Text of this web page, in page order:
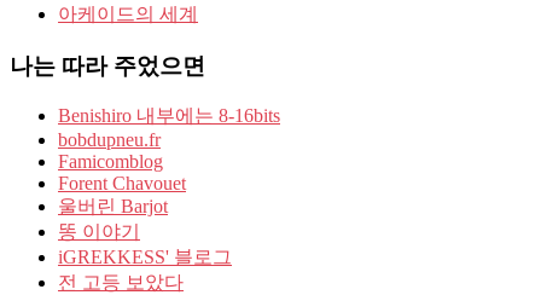
아케이드의 세계
나는 따라 주었으면
Benishiro 내부에는 8-16bits
bobdupneu.fr
Famicomblog
Forent Chavouet
울버린 Barjot
똥 이야기
iGREKKESS' 블로그
전 고등 보았다